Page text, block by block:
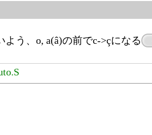
う、o, a(â)の前でc->çになる